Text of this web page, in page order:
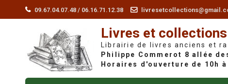
09.67.04.07.48 / 06.16.71.12.38
Livres et collections
Librairie de livres anciens et